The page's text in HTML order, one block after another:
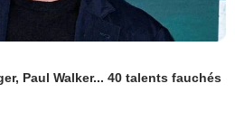
Paul Walker... 40 talents fauchés